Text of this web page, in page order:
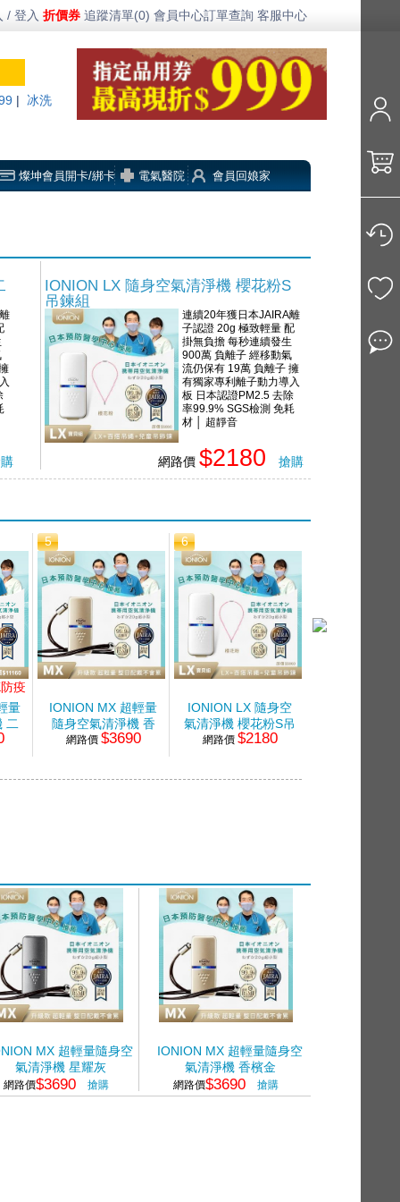
/ 登入 折價券 追蹤清單(0) 會員中心訂單查詢 客服中心
冰洗
燦坤會員開卡/綁卡 電氣醫院 會員回娘家
IONION LX 隨身空氣清淨機 櫻花粉S
吊鍊組
連續20年獲日本JAIRA離
子認證 20g 極致輕量 配
掛無負擔 每秒連續發生
900萬 負離子 經移動氣
流仍保有 19萬 負離子 擁
有獨家專利離子動力導入
板 日本認證PM2.5 去除
率99.9% SGS檢測 免耗
材 │ 超靜音
網路價 $2180 搶購
疫
量
二
5
IONION MX 超輕量
隨身空氣清淨機 香
檳金
網路價 $3690
6
IONION LX 隨身空
氣清淨機 櫻花粉S吊
鍊組
網路價 $2180
MX 超輕量隨身空
氣清淨機 星耀灰
網路價$3690 搶購
IONION MX 超輕量隨身空
氣清淨機 香檳金
網路價$3690 搶購